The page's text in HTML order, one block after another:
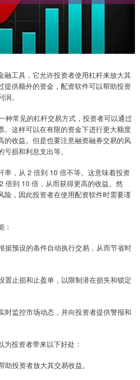
融工具，它允许投资者使用杠杆来放大其
提供额外的资金，配资软件可以帮助投资
。
种常见的杠杆交易方式，投资者可以通过
。这样可以在有限的资金下进行更大额度
的收益。但是也要注意融资融券交易的风
损和利息支出等。
率，从 2 倍到 10 倍不等。这意味着投资
倍到 10 倍，从而获得更高的收益。然
险，因此投资者在使用配资软件时需要谨
：
据预设的条件自动执行交易，从而节省时
置止损和止盈单，以限制潜在损失和锁定
时监控市场动态，并向投资者提供警报和
投资者带来以下好处：
投资者放大其交易收益。